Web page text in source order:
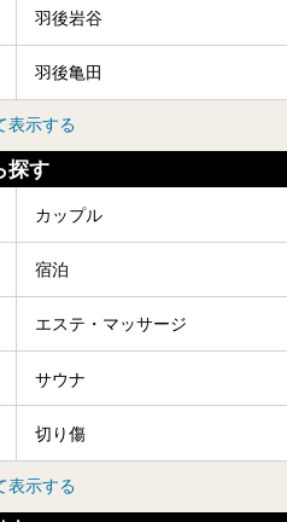
羽後岩谷
羽後亀田
表示する
探す
カップル
宿泊
エステ・マッサージ
サウナ
切り傷
表示する